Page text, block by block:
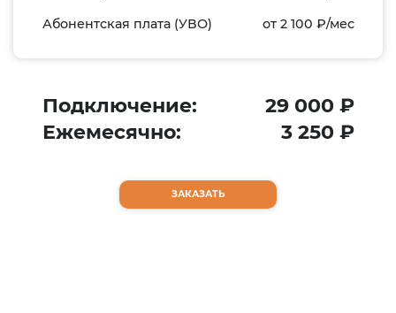
Абонентская плата (УВО) от 2 100 ₽/мес
Подключение: 29 000 ₽
Ежемесячно:
3 250 ₽
ЗАКАЗАТЬ